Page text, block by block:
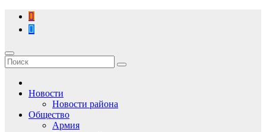
Перейти
содержимому
Новости
Новости района
Общество
Армия